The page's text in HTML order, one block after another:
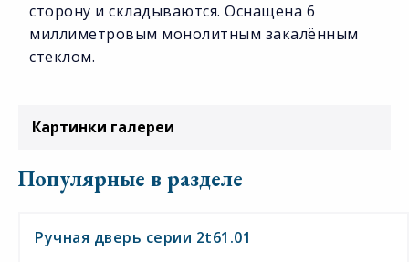
сторону и складываются. Оснащена 6
миллиметровым монолитным закалённым
стеклом.
Картинки галереи
Популярные в разделе
Ручная дверь серии 2t61.01